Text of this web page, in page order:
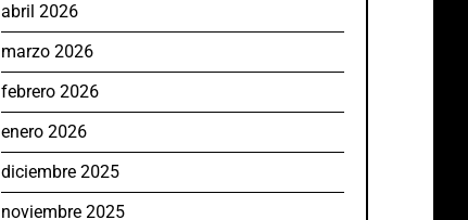
abril 2026
marzo 2026
febrero 2026
enero 2026
diciembre 2025
noviembre 2025